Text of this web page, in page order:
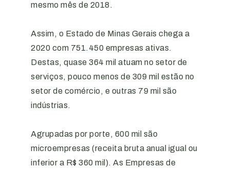
mesmo mês de 2018.
Assim, o Estado de Minas Gerais chega a
2020 com 751.450 empresas ativas.
Destas, quase 364 mil atuam no setor de
serviços, pouco menos de 309 mil estão no
setor de comércio, e outras 79 mil são
indústrias.
Agrupadas por porte, 600 mil são
microempresas (receita bruta anual igual ou
inferior a R$ 360 mil). As Empresas de